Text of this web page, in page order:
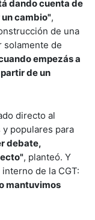
dando cuenta de
cambio",
de una
solamente de
empezás a
de un
directo al
populares para
debate,
, planteó. Y
de la CGT:
mantuvimos